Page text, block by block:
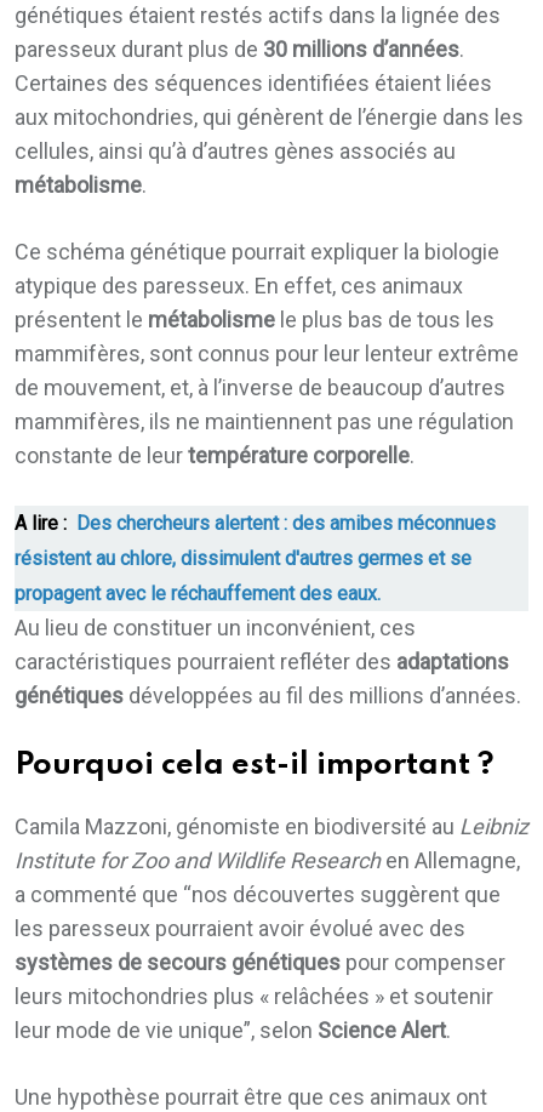
génétiques étaient restés actifs dans la lignée des
paresseux durant plus de 30 millions d’années.
Certaines des séquences identifiées étaient liées
aux mitochondries, qui génèrent de l’énergie dans les
cellules, ainsi qu’à d’autres gènes associés au
métabolisme.
Ce schéma génétique pourrait expliquer la biologie
atypique des paresseux. En effet, ces animaux
présentent le métabolisme le plus bas de tous les
mammifères, sont connus pour leur lenteur extrême
de mouvement, et, à l’inverse de beaucoup d’autres
mammifères, ils ne maintiennent pas une régulation
constante de leurtempérature corporelle.
A lire : Des chercheurs alertent : des amibes méconnues
résistent au chlore, dissimulent d'autres germes et se
propagent avec le réchauffement des eaux.
Au lieu de constituer un inconvénient, ces
caractéristiques pourraient refléter des adaptations
génétiques développées au fil des millions d’années.
Pourquoi cela est-il important ?
Camila Mazzoni, génomiste en biodiversité au Leibniz
Institute for Zoo and Wildlife Researchen Allemagne,
a commenté que “nos découvertes suggèrent que
les paresseux pourraient avoir évolué avec des
systèmes de secours génétiques pour compenser
leurs mitochondries plus « relâchées » et soutenir
leur mode de vie unique”, selon Science Alert.
Une hypothèse pourrait être que ces animaux ont